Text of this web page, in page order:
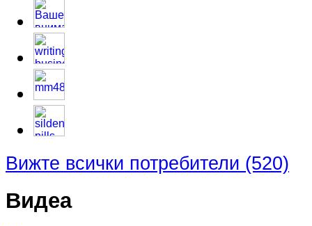
Вижте всички потребители (520)
Видеа